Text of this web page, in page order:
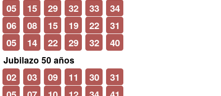
05
15 29 32 33
34
06
08 15 19 22
31
05
14 22 29 32 40
Jubilazo 50 años
02 03 09 11 30
31